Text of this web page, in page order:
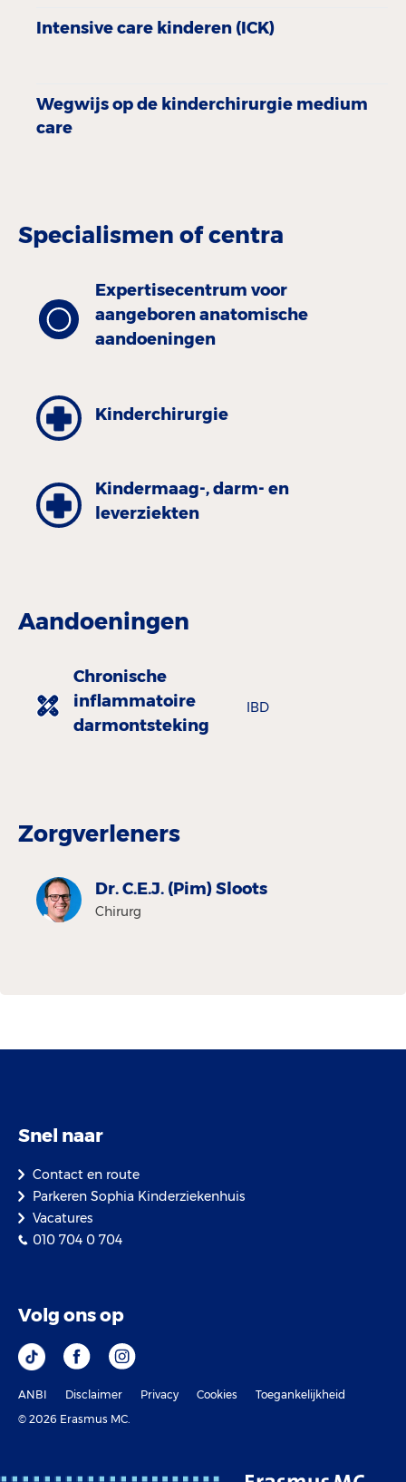
Intensive care kinderen (ICK)
Wegwijs op de kinderchirurgie medium
care
Specialismen of centra
Expertisecentrum voor
aangeboren anatomische
aandoeningen
Kinder­chirurgie
Kinder­maag-, darm- en
leverziekten
Aandoeningen
Chronische
inflammatoire
darmontsteking
IBD
Zorgverleners
Dr. C.E.J. (Pim) Sloots
Chirurg
Snel naar
Contact en route
Parkeren Sophia Kinderziekenhuis
Vacatures
010 704 0 704
Volg ons op
ANBI Disclaimer Privacy Cookies
Toegankelijkheid
© 2026 Erasmus MC.